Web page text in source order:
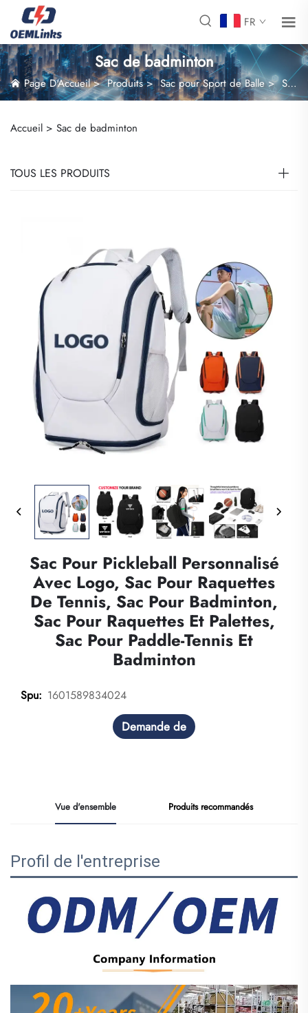
FR
Sac de badminton
Page D'Accueil>Produits>Sac pour Sport de Balle>Sac de badminton
Accueil > Sac de badminton
TOUS LES PRODUITS
Sac Pour Pickleball Personnalisé
Avec Logo, Sac Pour Raquettes
De Tennis, Sac Pour Badminton,
Sac Pour Raquettes Et Palettes,
Sac Pour Paddle-Tennis Et
Badminton
Spu: 1601589834024
Demande de
Vue d'ensemble Produits recommandés
Profil de l'entreprise